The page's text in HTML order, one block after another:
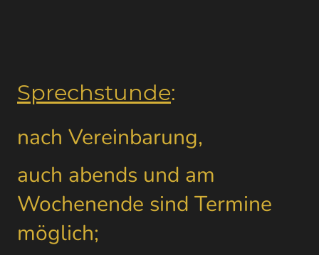
Sprechstunde:
nach Vereinbarung,
auch abends und am
Wochenende sind Termine
möglich;